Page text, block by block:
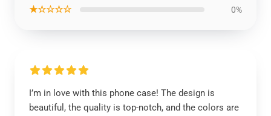
★☆☆☆☆ 0%
I’m in love with this phone case! The design is
beautiful, the quality is top-notch, and the colors are